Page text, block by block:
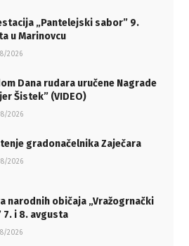
„Pantelejski sabor” 9.
u Marinovcu
2026
Dana rudara uručene Nagrade
Šistek” (VIDEO)
2026
gradonačelnika Zaječara
2026
narodnih običaja „Vražogrnački
7. i 8. avgusta
2026